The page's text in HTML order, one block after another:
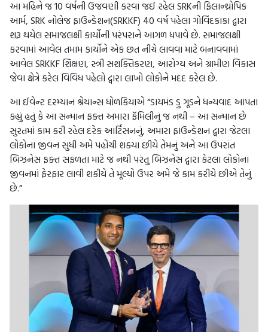
આ મહિને જ 10 વર્ષની ઉજવણી કરવા જઈ રહેલ SRKની ફિલાન્થ્રોપિક
આર્મ, SRK નોલેજ ફાઉન્ડેશન(SRKKF) 40 વર્ષ પહેલા ગોવિંદકાકા દ્વારા
શરૂ થયેલ સમાજલક્ષી કાર્યોની પરંપરાને આગળ ધપાવે છે. સમાજલક્ષી
કરવામાં આવેલ તમામ કાર્યોને એક છત નીચે લાવવા માટે બનાવવામાં
આવેલ SRKKF શિક્ષણ, સ્ત્રી સશક્તિકરણ, આરોગ્ય અને ગ્રામીણ વિકાસ
જેવા ક્ષેત્રે કરેલ વિવિધ પહેલો દ્વારા લાખો લોકોને મદદ કરેલ છે.
આ ઈવેન્ટ દરમ્યાન શ્રેયાન્સ ધોળકિયાએ “ડાયમંડ ડુ ગૂડને ધન્યવાદ આપતા
કહ્યું હતું કે આ સન્માન ફક્ત અમારા ફૅમિલીનું જ નથી – આ સન્માન છે
સુરતમાં કામ કરી રહેલ દરેક આર્ટિસનનું, અમારા ફાઉન્ડેશન દ્વારા જેટલા
લોકોના જીવન સુધી અમે પહોંચી શક્યા છીયે તેમનું અને આ ઉપરાંત
બિઝનેસ ફક્ત સફળતા માટે જ નથી પરંતુ બિઝનેસ દ્વારા કેટલા લોકોના
જીવનમાં ફેરફાર લાવી શકીયે તે મૂલ્યો ઉપર અમે જે કામ કરીયે છીએ તેનું
છે.”